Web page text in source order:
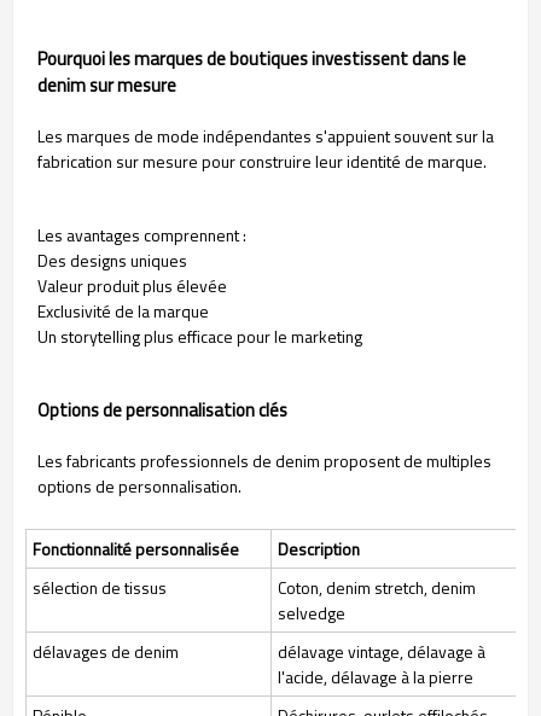
Pourquoi les marques de boutiques investissent dans le
denim sur mesure
Les marques de mode indépendantes s'appuient souvent sur la
fabrication sur mesure pour construire leur identité de marque.
Les avantages comprennent :
Des designs uniques
Valeur produit plus élevée
Exclusivité de la marque
Un storytelling plus efficace pour le marketing
Options de personnalisation clés
Les fabricants professionnels de denim proposent de multiples
options de personnalisation.
Fonctionnalité personnalisée
Description
sélection de tissus
Coton, denim stretch, denim
selvedge
délavages de denim
délavage vintage, délavage à
l'acide, délavage à la pierre